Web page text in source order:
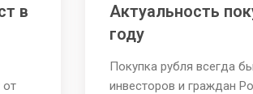
в
от
Актуальность
году
Покупка рубля всегда
инвесторов и граждан